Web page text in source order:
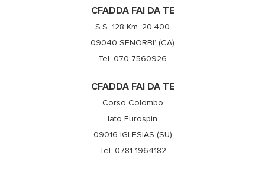
CFADDA FAI DA TE
S.S. 128 Km. 20,400
09040 SENORBI’ (CA)
Tel. 070 7560926
CFADDA FAI DA TE
Corso Colombo
lato Eurospin
09016 IGLESIAS (SU)
Tel. 0781 1964182